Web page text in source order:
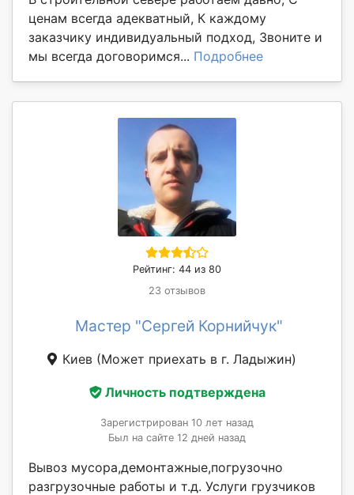
ценам всегда адекватный, К каждому
заказчику индивидуальный подход, Звоните и
мы всегда договоримся... Подробнее
Рейтинг: 44 из 80
23 отзывов
Мастер "Сергей Корнийчук"
Киев (Может приехать в г. Ладыжин)
Личность подтверждена
Зарегистрирован 10 лет назад
Был на сайте 12 дней назад
Вывоз мусора,демонтажные,погрузочно
разгрузочные работы и т.д. Услуги грузчиков